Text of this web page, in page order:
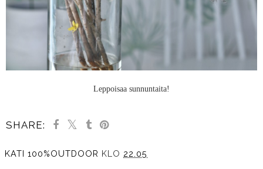
Leppoisaa sunnuntaita!
SHARE:
KATI 100%OUTDOOR KLO 22.05